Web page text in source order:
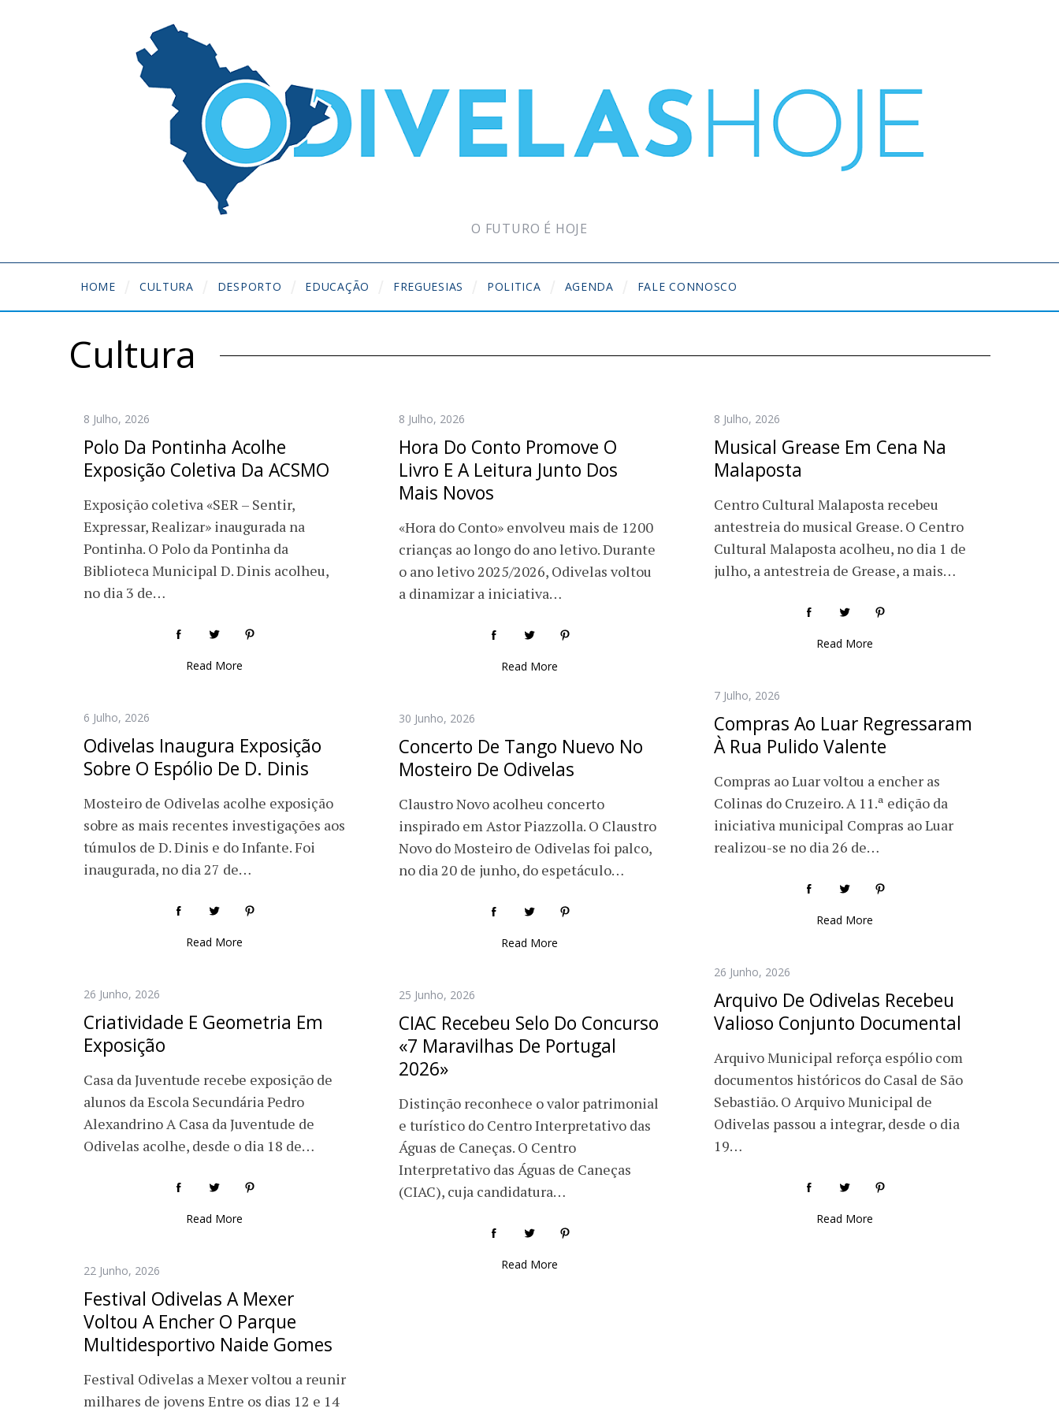
O FUTURO É HOJE
HOME CULTURA DESPORTO EDUCAÇÃO FREGUESIAS POLITICA AGENDA FALE CONNOSCO
Cultura
8 Julho, 2026
Polo Da Pontinha Acolhe
Exposição Coletiva Da ACSMO
Exposição coletiva «SER – Sentir,
Expressar, Realizar» inaugurada na
Pontinha. O Polo da Pontinha da
Biblioteca Municipal D. Dinis acolheu,
no dia 3 de…
Read More
8 Julho, 2026
Hora Do Conto Promove O
Livro E A Leitura Junto Dos
Mais Novos
«Hora do Conto» envolveu mais de 1200
crianças ao longo do ano letivo. Durante
o ano letivo 2025/2026, Odivelas voltou
a dinamizar a iniciativa…
Read More
8 Julho, 2026
Musical Grease Em Cena Na
Malaposta
Centro Cultural Malaposta recebeu
antestreia do musical Grease. O Centro
Cultural Malaposta acolheu, no dia 1 de
julho, a antestreia de Grease, a mais…
Read More
7 Julho, 2026
Compras Ao Luar Regressaram
À Rua Pulido Valente
Compras ao Luar voltou a encher as
Colinas do Cruzeiro. A 11.ª edição da
iniciativa municipal Compras ao Luar
realizou-se no dia 26 de…
Read More
6 Julho, 2026
Odivelas Inaugura Exposição
Sobre O Espólio De D. Dinis
Mosteiro de Odivelas acolhe exposição
sobre as mais recentes investigações aos
túmulos de D. Dinis e do Infante. Foi
inaugurada, no dia 27 de…
Read More
30 Junho, 2026
Concerto De Tango Nuevo No
Mosteiro De Odivelas
Claustro Novo acolheu concerto
inspirado em Astor Piazzolla. O Claustro
Novo do Mosteiro de Odivelas foi palco,
no dia 20 de junho, do espetáculo…
Read More
26 Junho, 2026
Arquivo De Odivelas Recebeu
Valioso Conjunto Documental
Arquivo Municipal reforça espólio com
documentos históricos do Casal de São
Sebastião. O Arquivo Municipal de
Odivelas passou a integrar, desde o dia
19…
Read More
26 Junho, 2026
Criatividade E Geometria Em
Exposição
Casa da Juventude recebe exposição de
alunos da Escola Secundária Pedro
Alexandrino A Casa da Juventude de
Odivelas acolhe, desde o dia 18 de…
Read More
25 Junho, 2026
CIAC Recebeu Selo Do Concurso
«7 Maravilhas De Portugal
2026»
Distinção reconhece o valor patrimonial
e turístico do Centro Interpretativo das
Águas de Caneças. O Centro
Interpretativo das Águas de Caneças
(CIAC), cuja candidatura…
Read More
22 Junho, 2026
Festival Odivelas A Mexer
Voltou A Encher O Parque
Multidesportivo Naide Gomes
Festival Odivelas a Mexer voltou a reunir
milhares de jovens Entre os dias 12 e 14